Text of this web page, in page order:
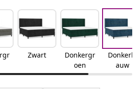
Zwart
Donkergr
oen
Donkerbl
auw